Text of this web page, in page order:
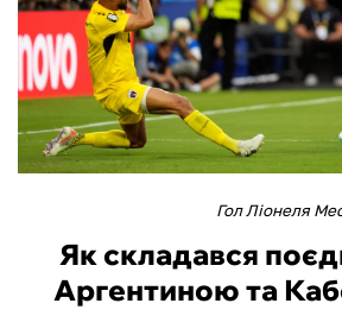
Гол Ліонеля
Як складався
Аргентиною та